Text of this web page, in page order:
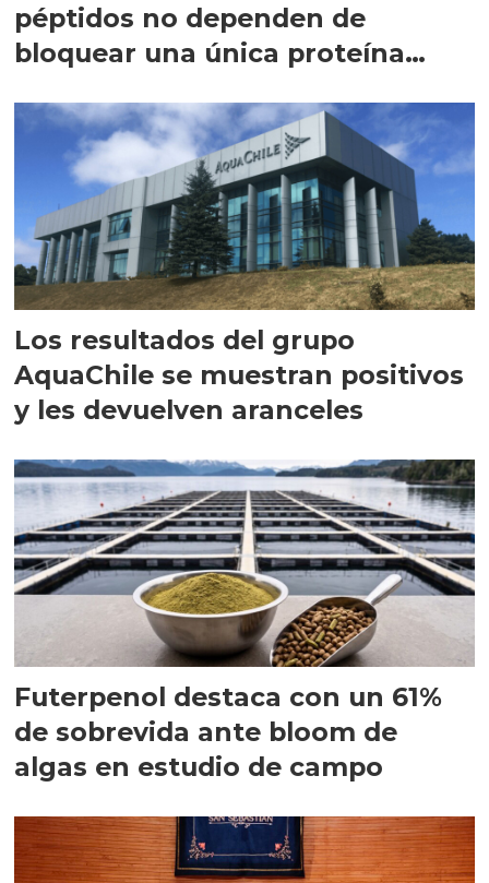
péptidos no dependen de
bloquear una única proteína
Los resultados del grupo
AquaChile se muestran positivos
y les devuelven aranceles
Futerpenol destaca con un 61%
de sobrevida ante bloom de
algas en estudio de campo